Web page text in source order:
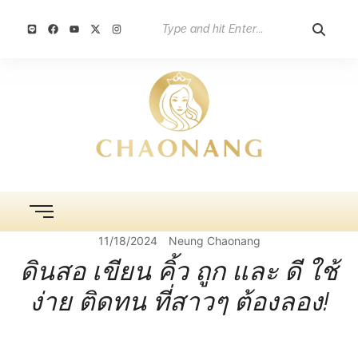
11/18/2024 Neung Chaonang
ดินสอ เขียน คิ้ว ถูก และ ดี ใช้
ง่าย ติดทน ที่สาวๆ ต้องลอง!